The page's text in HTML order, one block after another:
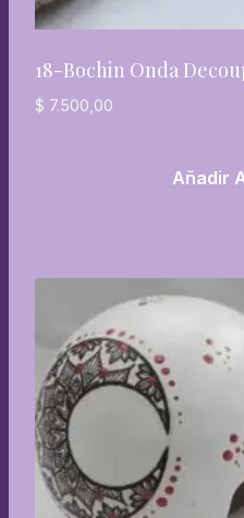
18-Bochin Onda
$ 7.500,00
Añadir